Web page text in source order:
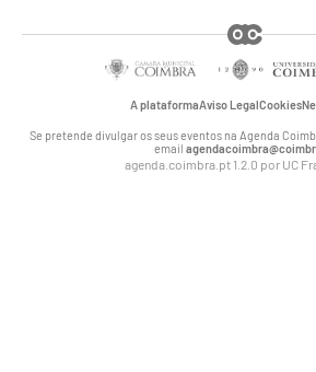
A plataformaAviso LegalCookies
Se pretende divulgar os seus eventos na Agenda
email
agenda.coimbra.pt 1.2.0 por UC